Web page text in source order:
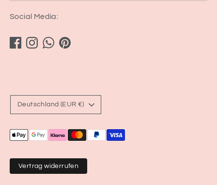
Social Media:
Vertrag widerrufen
Währung
Deutschland (EUR €)
Akzeptierte